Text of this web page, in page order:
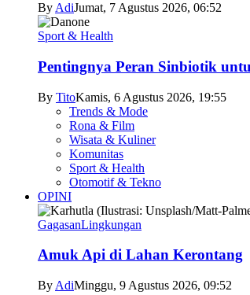
By AdiJumat, 7 Agustus 2026, 06:52
Sport & Health
Pentingnya Peran Sinbiotik
By TitoKamis, 6 Agustus 2026, 19:55
Trends & Mode
Rona & Film
Wisata & Kuliner
Komunitas
Sport & Health
Otomotif & Tekno
OPINI
GagasanLingkungan
Amuk Api di Lahan Kerontang
By AdiMinggu, 9 Agustus 2026, 09:52